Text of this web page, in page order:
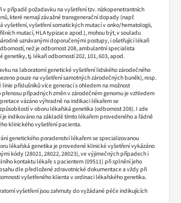
v případě požadavku na vyšetření tzv. nízkopenetrantních
které nemají závažné transgenerační dopady (např.
vyšetření, vyšetření somatických mutací v onko/hematologii,
mutací, HLA typizace apod.), mohou být, v souladu
uznávanými doporučenými postupy, i ošetřující lékaři
než je odbornost 208, ambulantní specialista
genetiky, tj. lékaři odborností 202, 101, 603, apod.
na laboratorní genetické vyšetření lidského zárodečného
pouze na vyšetření samotných zárodečných buněk), resp.
linie příslušníků více generací s ohledem na možnost
přenosu případných změn v zárodečném genomu je vzhledem
vázáno výhradně na indikaci lékařem se
v oboru lékařská genetika (odbornost 208). I zde
je indikováno na základě tímto lékařem provedeného a řádně
klinického vyšetření pacienta.
genetického poradenství lékařem se specializovanou
lékařská genetika je provedené klinické vyšetření vykázáno
kódy (28021, 28022, 28023), ve výjimečných případech i
kontaktu lékaře s pacientem (09511) při splnění jeho
dle předložené zdravotnické dokumentace a vždy při
vyšetřeného klienta v ordinaci lékařského genetika.
vyšetření jsou zahrnuty do vyžádané péče indikujících